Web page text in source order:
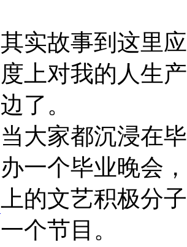
其实故事到这里
度上对我的人生
边了。
当大家都沉浸在
办一个毕业晚会
上的文艺积极分
一个节目。